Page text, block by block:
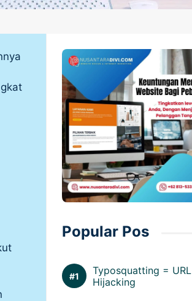
Popular Pos
Typosquatting = URL
Hijacking